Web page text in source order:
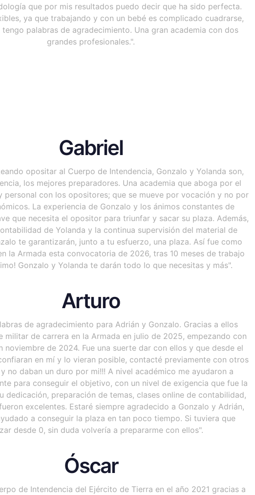
que por mis resultados puedo decir que ha sido perfecta.
ya que trabajando y con un bebé es complicado cuadrarse,
palabras de agradecimiento. Una gran academia con dos
grandes profesionales.".
Gabriel
opositar al Cuerpo de Intendencia, Gonzalo y Yolanda son,
los mejores preparadores. Una academia que aboga por el
con los opositores; que se mueve por vocación y no por
La experiencia de Gonzalo y los ánimos constantes de
que necesita el opositor para triunfar y sacar su plaza. Además,
de Yolanda y la continua supervisión del material de
te garantizarán, junto a tu esfuerzo, una plaza. Así fue como
la Armada esta convocatoria de 2026, tras 10 meses de trabajo
Gonzalo y Yolanda te darán todo lo que necesitas y más".
Arturo
de agradecimiento para Adrián y Gonzalo. Gracias a ellos
militar de carrera en la Armada en julio de 2025, empezando con
noviembre de 2024. Fue una suerte dar con ellos y que desde el
en mí y lo vieran posible, contacté previamente con otros
no daban un duro por mi!!! A nivel académico me ayudaron a
para conseguir el objetivo, con un nivel de exigencia que fue la
dedicación, preparación de temas, clases online de contabilidad,
excelentes. Estaré siempre agradecido a Gonzalo y Adrián,
a conseguir la plaza en tan poco tiempo. Si tuviera que
desde 0, sin duda volvería a prepararme con ellos".
Óscar
de Intendencia del Ejército de Tierra en el año 2021 gracias a